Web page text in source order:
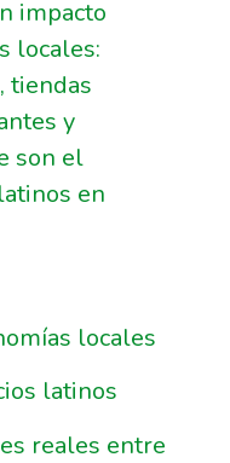
impacto
locales:
tiendas
y
son el
en
locales
latinos
reales entre